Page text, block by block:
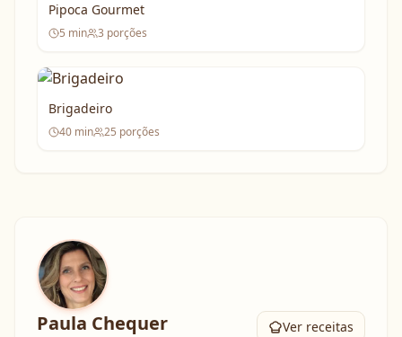
Pipoca Gourmet
5 min 3 porções
Brigadeiro
40 min 25 porções
Paula Chequer Ver receitas